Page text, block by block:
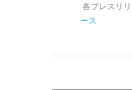
各プレスリ
ース